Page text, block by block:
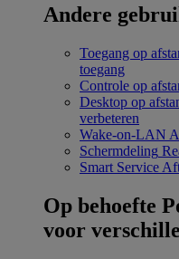
Andere
Toegang op
toegang
Controle op
Desktop op
verbeteren
Wake-on-LAN
Schermdeling
Smart Service
Op behoefte
voor